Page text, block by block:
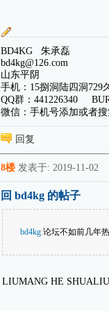
BD4KG 朱承磊
bd4kg@126.com
山东平阴
手机：15捌洞陆四洞729
QQ群：441226340
微信：手机号添加或者
回复
8楼 发表于: 2019-11-02
回 bd4kg 的帖子
bd4kg:论坛不如前几年
LIUMANG HE